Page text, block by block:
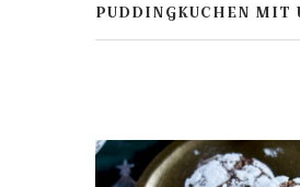
PUDDINGKUCHEN MIT